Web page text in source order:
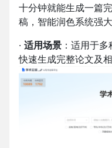
十分钟就能生成一篇
稿，智能润色系统强大
· 适用场景 ：适用于
快速生成完整论文及